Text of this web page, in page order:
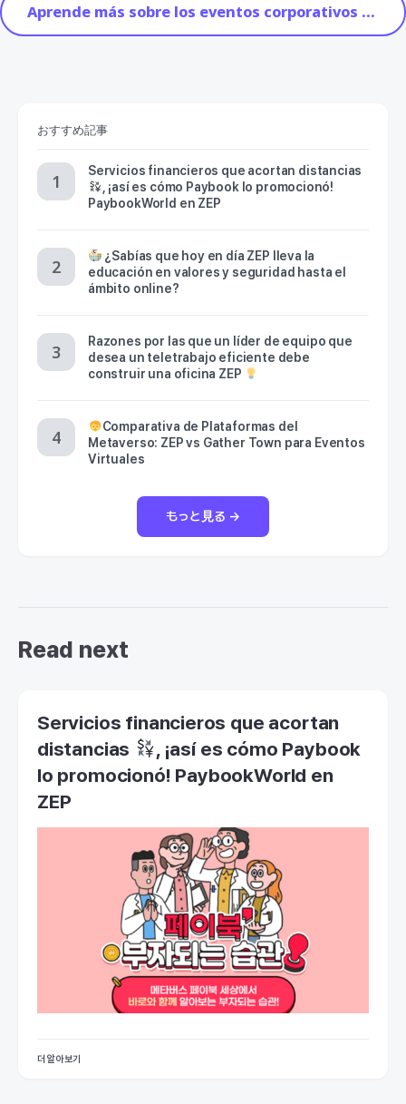
Aprende más sobre los eventos corporativos con ZEP
おすすめ記事
Servicios financieros que acortan distancias
, ¡así es cómo Paybook lo promocionó!
PaybookWorld en ZEP
¿Sabías que hoy en día ZEP lleva la
educación en valores y seguridad hasta el
ámbito online?
Razones por las que un líder de equipo que
desea un teletrabajo eficiente debe
construir una oficina ZEP
Comparativa de Plataformas del
Metaverso: ZEP vs Gather Town para Eventos
Virtuales
もっと見る →
Read next
Servicios financieros que acortan
distancias
, ¡así es cómo Paybook
lo promocionó! PaybookWorld en
ZEP
더 알아보기